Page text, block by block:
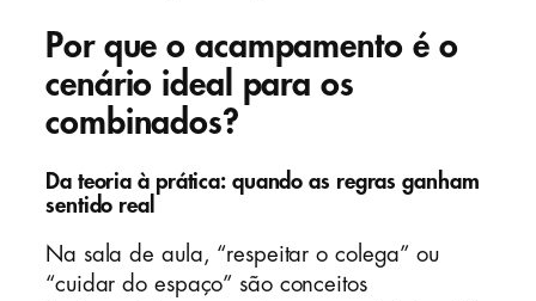
Por que o acampamento é o
cenário ideal para os
combinados?
Da teoria à prática: quando as regras ganham
sentido real
Na sala de aula, “respeitar o colega” ou
“cuidar do espaço” são conceitos